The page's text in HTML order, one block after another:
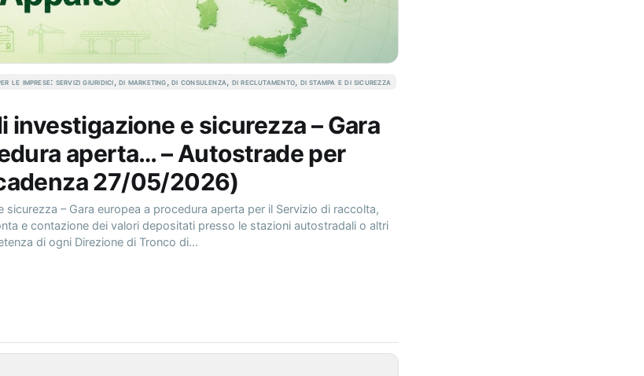
le imprese: servizi giuridici, di marketing, di consulenza, di reclutamento, di stampa e di sicurezza
investigazione e sicurezza – Gara
aperta… – Autostrade per
27/05/2026)
sicurezza – Gara europea a procedura aperta per il Servizio di raccolta,
e contazione dei valori depositati presso le stazioni autostradali o altri
di ogni Direzione di Tronco di…